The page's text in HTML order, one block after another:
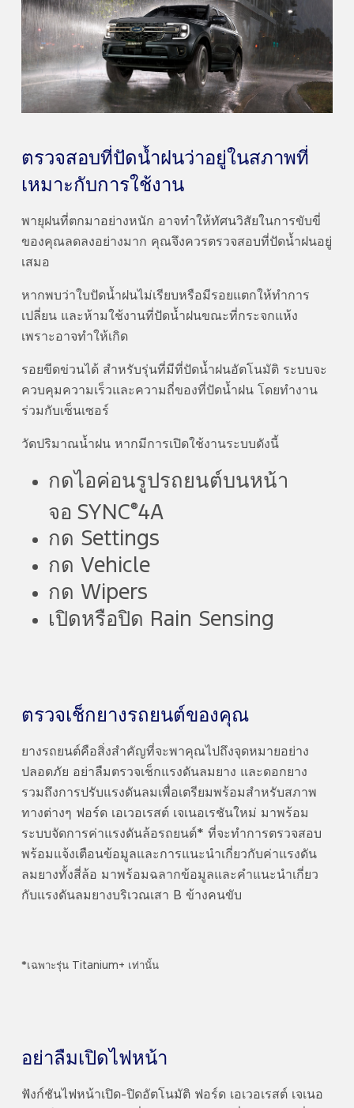
ตรวจสอบที่ปัดน้ำฝนว่าอยู่ในสภาพที่
เหมาะกับการใช้งาน
พายุฝนที่ตกมาอย่างหนัก อาจทำให้ทัศนวิสัยในการขับขี่
ของคุณลดลงอย่างมาก คุณจึงควรตรวจสอบที่ปัดน้ำฝนอยู่
เสมอ
หากพบว่าใบปัดน้ำฝนไม่เรียบหรือมีรอยแตกให้ทำการ
เปลี่ยน และห้ามใช้งานที่ปัดน้ำฝนขณะที่กระจกแห้ง
เพราะอาจทำให้เกิด
รอยขีดข่วนได้ สำหรับรุ่นที่มีที่ปัดน้ำฝนอัตโนมัติ ระบบจะ
ควบคุมความเร็วและความถี่ของที่ปัดน้ำฝน โดยทำงาน
ร่วมกับเซ็นเซอร์
วัดปริมาณน้ำฝน หากมีการเปิดใช้งานระบบดังนี้
กดไอค่อนรูปรถยนต์บนหน้า
จอ SYNC®4A
กด Settings
กด Vehicle
กด Wipers
เปิดหรือปิด Rain Sensing
ตรวจเช็กยางรถยนต์ของคุณ
ยางรถยนต์คือสิ่งสำคัญที่จะพาคุณไปถึงจุดหมายอย่าง
ปลอดภัย อย่าลืมตรวจเช็กแรงดันลมยาง และดอกยาง
รวมถึงการปรับแรงดันลมเพื่อเตรียมพร้อมสำหรับสภาพ
ทางต่างๆ ฟอร์ด เอเวอเรสต์ เจเนอเรชันใหม่ มาพร้อม
ระบบจัดการค่าแรงดันล้อรถยนต์* ที่จะทำการตรวจสอบ
พร้อมแจ้งเตือนข้อมูลและการแนะนำเกี่ยวกับค่าแรงดัน
ลมยางทั้งสี่ล้อ มาพร้อมฉลากข้อมูลและคำแนะนำเกี่ยว
กับแรงดันลมยางบริเวณเสา B ข้างคนขับ
*เฉพาะรุ่น Titanium+ เท่านั้น
อย่าลืมเปิดไฟหน้า
ฟังก์ชันไฟหน้าเปิด-ปิดอัตโนมัติ ฟอร์ด เอเวอเรสต์ เจเนอ